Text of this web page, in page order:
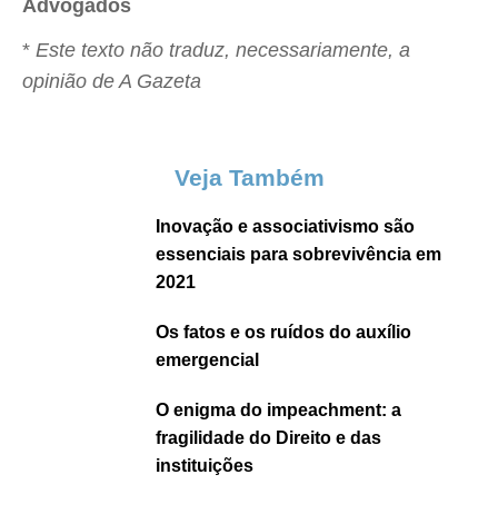
Advogados
* Este texto não traduz, necessariamente, a
opinião de A Gazeta
Veja Também
Inovação e associativismo são
essenciais para sobrevivência em
2021
Os fatos e os ruídos do auxílio
emergencial
O enigma do impeachment: a
fragilidade do Direito e das
instituições